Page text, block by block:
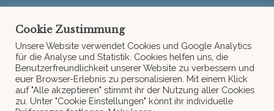
Erfahre zuerst, wenn es neue Infos von La Goonery,
unserem Liefergebiet oder neue Rezepte gibt.
Fehler:Kontaktformular wurde nicht gefunden.
Cookie Zustimmung
Unsere Website verwendet Cookies und Google Analytics
für die Analyse und Statistik. Cookies helfen uns, die
Benutzerfreundlichkeit unserer Website zu verbessern und
euer Browser-Erlebnis zu personalisieren. Mit einem Klick
auf "Alle akzeptieren" stimmt ihr der Nutzung aller Cookies
zu. Unter "Cookie Einstellungen" könnt ihr individuelle